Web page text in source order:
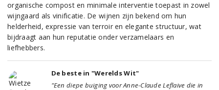
organische compost en minimale interventie toepast in zowel
wijngaard als vinificatie. De wijnen zijn bekend om hun
helderheid, expressie van terroir en elegante structuur, wat
bijdraagt aan hun reputatie onder verzamelaars en
liefhebbers.
De beste in "Werelds Wit"
"Een diepe buiging voor Anne-Claude Leflaive die in